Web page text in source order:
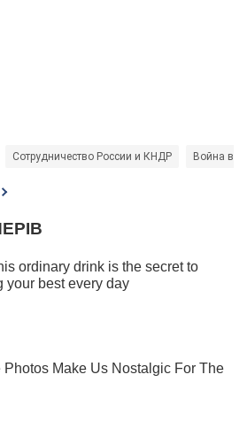
Сотрудничество России и КНДР Война в